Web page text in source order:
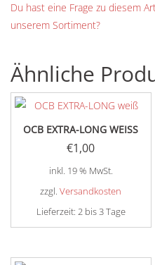
Du hast eine Frage zu diesem
unserem Sortiment?
Ähnliche
OCB EXTRA-LONG WEISS
€1,00
inkl. 19 % MwSt.
zzgl.Versandkosten
Lieferzeit: 2 bis 3 Tage